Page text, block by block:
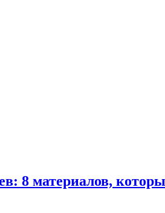
8 материалов,